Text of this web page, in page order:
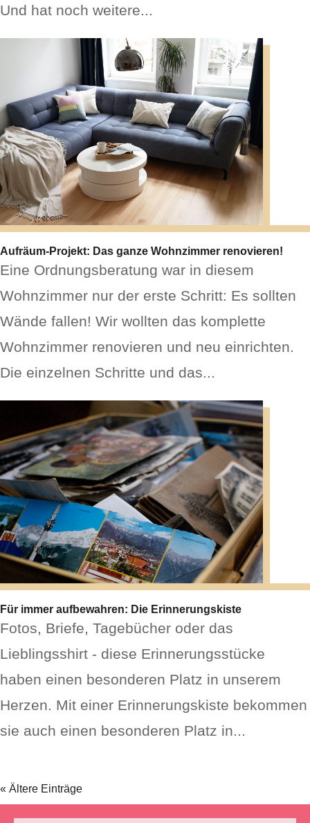
Und hat noch weitere...
Aufräum-Projekt: Das ganze Wohnzimmer renovieren!
Eine Ordnungsberatung war in diesem
Wohnzimmer nur der erste Schritt: Es sollten
Wände fallen! Wir wollten das komplette
Wohnzimmer renovieren und neu einrichten.
Die einzelnen Schritte und das...
Für immer aufbewahren: Die Erinnerungskiste
Fotos, Briefe, Tagebücher oder das
Lieblingsshirt - diese Erinnerungsstücke
haben einen besonderen Platz in unserem
Herzen. Mit einer Erinnerungskiste bekommen
sie auch einen besonderen Platz in...
« Ältere Einträge